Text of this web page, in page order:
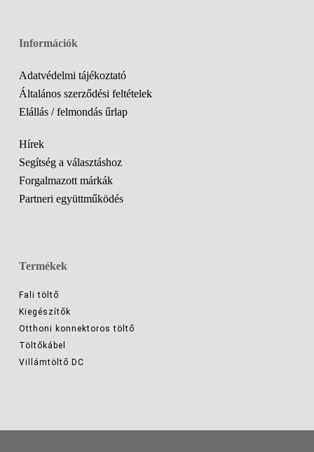
Információk
Adatvédelmi tájékoztató
Általános szerződési feltételek
Elállás / felmondás űrlap
Hírek
Segítség a választáshoz
Forgalmazott márkák
Partneri együttműködés
Termékek
Fali töltő
Kiegészítők
Otthoni konnektoros töltő
Töltőkábel
Villámtöltő DC